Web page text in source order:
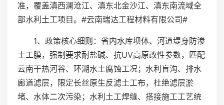
准，覆盖滇西澜沧江、滇东北金沙江、滇东南流域全
部水利土工项目。#云南瑞达工程材料有限公司#
1、政策核心细则：省内水库坝体、河道堤身防渗
土工膜，强制要求耐盐碱、抗UV高原改性参数，匹配
云南干热河谷、环湖水土腐蚀工况；水利盲沟、排水
廊道滤层，限定长丝原生反滤土工布，杜绝滤层淤
堵、水体二次污染；水利土工焊缝、搭接施工工艺统